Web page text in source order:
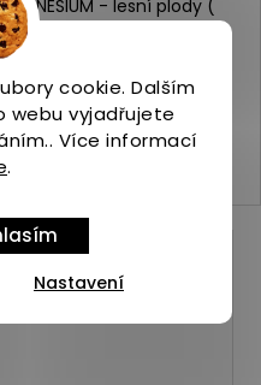
cookie. Dalším
vyjadřujete
Více informací
.
Nastavení
MAGNESIUM - lesní plody (
), 400G
(2 ks)